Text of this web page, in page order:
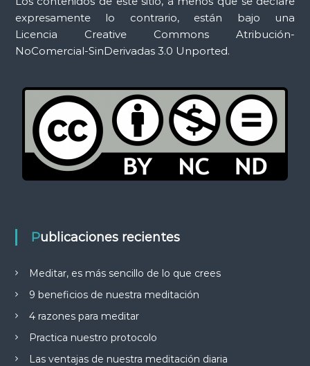
expresamente lo contrario, están bajo una
Licencia Creative Commons Atribución-
NoComercial-SinDerivadas 3.0 Unported.
Publicaciones recientes
Meditar, es más sencillo de lo que crees
9 beneficios de nuestra meditación
4 razones para meditar
Practica nuestro protocolo
Las ventajas de nuestra meditación diaria